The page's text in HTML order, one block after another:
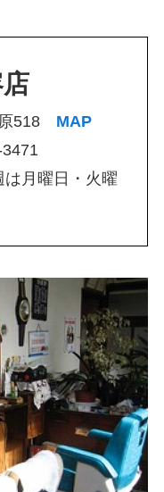
518 MAP
月曜日・火曜